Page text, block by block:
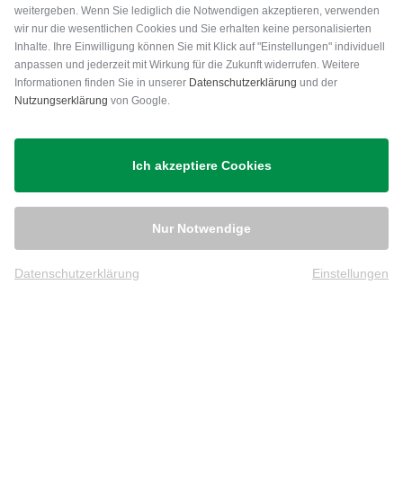
Versand
weitergeben. Wenn Sie lediglich die Notwendigen akzeptieren, verwenden
wir nur die wesentlichen Cookies und Sie erhalten keine personalisierten
Inhalte. Ihre Einwilligung können Sie mit Klick auf "Einstellungen" individuell
anpassen und jederzeit mit Wirkung für die Zukunft widerrufen. Weitere
Informationen finden Sie in unserer Datenschutzerklärung und der
Nutzungserklärung von Google.
Ich akzeptiere Cookies
Nur Notwendige
Datenschutzerklärung Einstellungen